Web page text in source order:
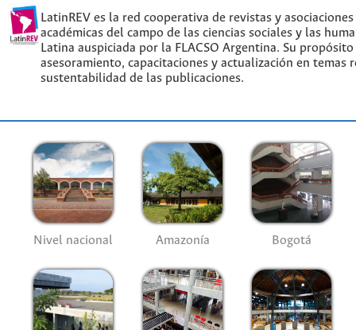
LatinREV es la red cooperativa de revistas y
académicas del campo de las ciencias sociales y las
Latina auspiciada por la FLACSO Argentina. Su
asesoramiento, capacitaciones y actualización en temas
sustentabilidad de las publicaciones.
Nivel nacional Amazonía Bogotá